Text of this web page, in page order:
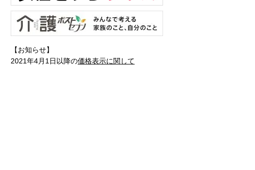
【お知らせ】
2021年4月1日以降の価格表示に関して